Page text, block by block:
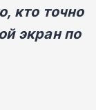
кто точно
экран по